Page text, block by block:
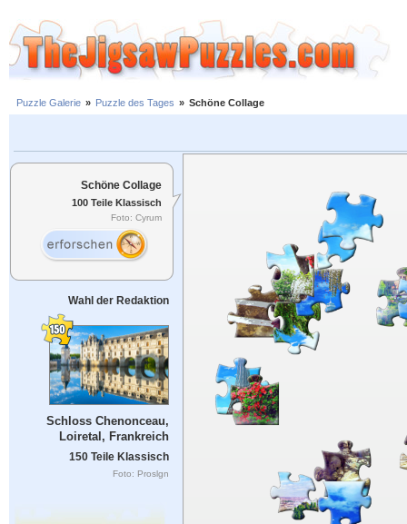
Puzzle Galerie » Puzzle des Tages » Schöne Collage
Schöne Collage
100 Teile Klassisch
Foto: Cyrum
Wahl der Redaktion
Schloss Chenonceau,
Loiretal, Frankreich
150 Teile Klassisch
Foto: Proslgn